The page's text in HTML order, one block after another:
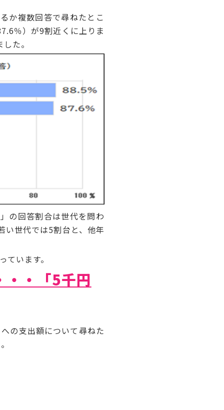
か複数回答で尋ねたとこ
％）が9割近くに上りま
た。
の回答割合は世代を問わ
い世代では5割台と、他年
います。
・「5千円
の支出額について尋ねた